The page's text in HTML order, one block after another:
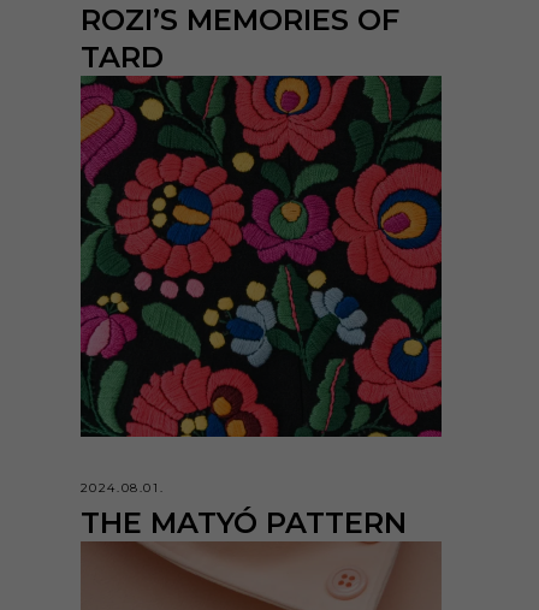
ROZI’S MEMORIES OF
TARD
2024.08.01.
THE MATYÓ PATTERN